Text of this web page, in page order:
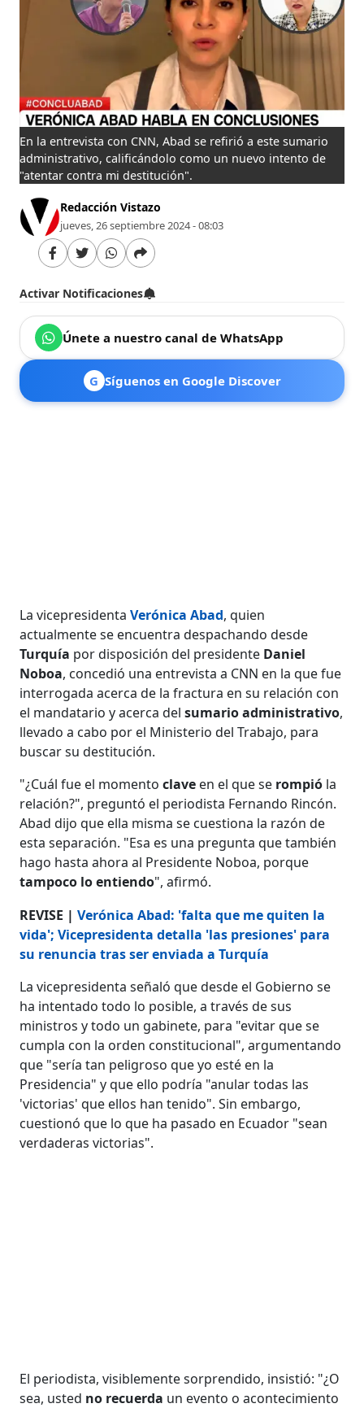
En la entrevista con CNN, Abad se refirió a este sumario
administrativo, calificándolo como un nuevo intento de
"atentar contra mi destitución".
Redacción Vistazo
jueves, 26 septiembre 2024 - 08:03
Activar Notificaciones
Únete a nuestro canal de WhatsApp
G Síguenos en Google Discover
La vicepresidentaVerónica Abad, quien
actualmente se encuentra despachando desde
Turquía por disposición del presidente Daniel
Noboa, concedió una entrevista a CNN en la que fue
interrogada acerca de la fractura en su relación con
el mandatario y acerca delsumario administrativo,
llevado a cabo por el Ministerio del Trabajo, para
buscar su destitución.
"¿Cuál fue el momentoclave en el que se rompió la
relación?", preguntó el periodista Fernando Rincón.
Abad dijo que ella misma se cuestiona la razón de
esta separación. "Esa es una pregunta que también
hago hasta ahora al Presidente Noboa, porque
tampoco lo entiendo", afirmó.
REVISE |Verónica Abad: 'falta que me quiten la
vida'; Vicepresidenta detalla 'las presiones' para
su renuncia tras ser enviada a Turquía
La vicepresidenta señaló que desde el Gobierno se
ha intentado todo lo posible, a través de sus
ministros y todo un gabinete, para "evitar que se
cumpla con la orden constitucional", argumentando
que "sería tan peligroso que yo esté en la
Presidencia" y que ello podría "anular todas las
'victorias' que ellos han tenido". Sin embargo,
cuestionó que lo que ha pasado en Ecuador "sean
verdaderas victorias".
El periodista, visiblemente sorprendido, insistió: "¿O
sea, usted no recuerda un evento o acontecimiento